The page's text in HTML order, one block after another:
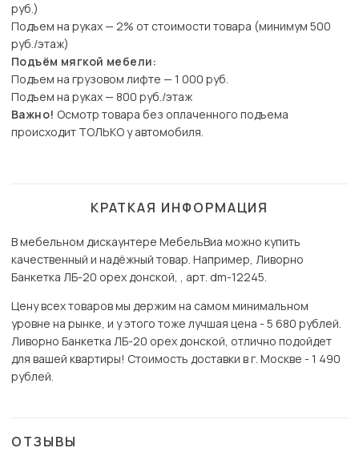
руб.)
Подъем на руках — 2% от стоимости товара (минимум 500
руб./этаж)
Подъём мягкой мебели:
Подъем на грузовом лифте — 1 000 руб.
Подъем на руках — 800 руб./этаж
Важно! Осмотр товара без оплаченного подъема
происходит ТОЛЬКО у автомобиля.
КРАТКАЯ ИНФОРМАЦИЯ
В мебельном дискаунтере МебельВиа можно купить
качественный и надёжный товар. Например, Ливорно
Банкетка ЛБ-20 орех донской, , арт. dm-12245.
Цену всех товаров мы держим на самом минимальном
уровне на рынке, и у этого тоже лучшая цена - 5 680 рублей.
Ливорно Банкетка ЛБ-20 орех донской, отлично подойдет
для вашей квартиры! Стоимость доставки в г. Москве - 1 490
рублей.
ОТЗЫВЫ